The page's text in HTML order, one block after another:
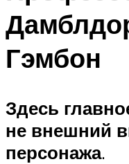
Гэмбон
Здесь
не внешний
персонажа.